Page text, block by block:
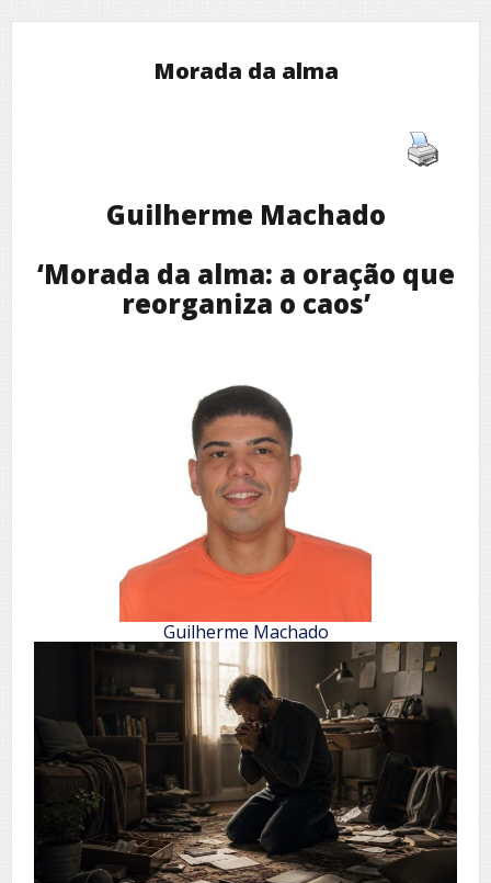
Morada da alma
Guilherme Machado
‘Morada da alma: a oração que
reorganiza o caos’
Guilherme Machado